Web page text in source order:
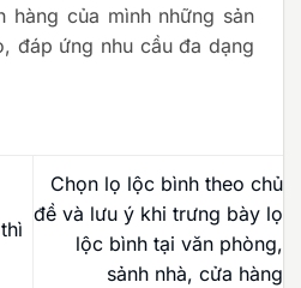
hàng của mình những sản
đáp ứng nhu cầu đa dạng
Chọn lọ lộc bình theo chủ
đề và lưu ý khi trưng bày lọ
lộc bình tại văn phòng,
sảnh nhà, cửa hàng